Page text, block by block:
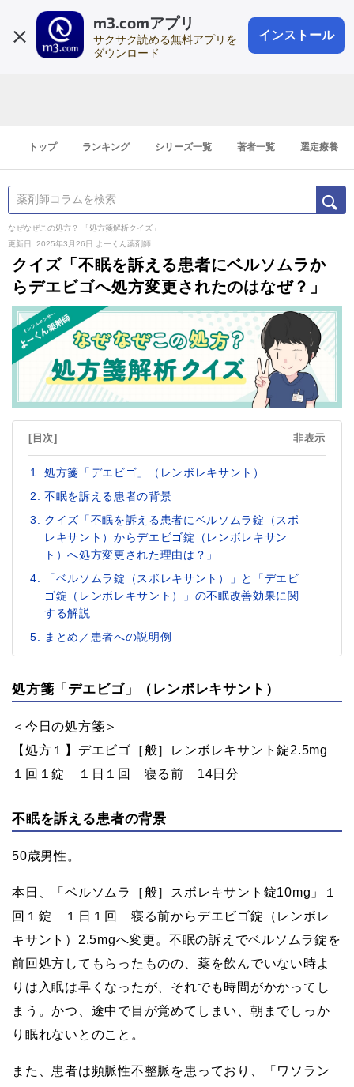
m3.comアプリ
サクサク読める無料アプリを
ダウンロード
インストール
会員登録
登録1分
トップ ランキング シリーズ一覧 著者一覧 選定療養
なぜなぜこの処方？ 「処方箋解析クイズ」
更新日: 2025年3月26日
よーくん薬剤師
クイズ「不眠を訴える患者にベルソムラか
らデエビゴへ処方変更されたのはなぜ？」
[目次] 非表示
処方箋「デエビゴ」（レンボレキサント）
不眠を訴える患者の背景
クイズ「不眠を訴える患者にベルソムラ錠（スボ
レキサント）からデエビゴ錠（レンボレキサン
ト）へ処方変更された理由は？」
「ベルソムラ錠（スボレキサント）」と「デエビ
ゴ錠（レンボレキサント）」の不眠改善効果に関
する解説
まとめ／患者への説明例
処方箋「デエビゴ」（レンボレキサント）
＜今日の処方箋＞
【処方１】デエビゴ［般］レンボレキサント錠2.5mg
１回１錠 １日１回 寝る前 14日分
不眠を訴える患者の背景
50歳男性。
本日、「ベルソムラ［般］スボレキサント錠10mg」１
回１錠 １日１回 寝る前からデエビゴ錠（レンボレ
キサント）2.5mgへ変更。不眠の訴えでベルソムラ錠を
前回処方してもらったものの、薬を飲んでいない時よ
りは入眠は早くなったが、それでも時間がかかってし
まう。かつ、途中で目が覚めてしまい、朝までしっか
り眠れないとのこと。
また、患者は頻脈性不整脈を患っており、「ワソラン